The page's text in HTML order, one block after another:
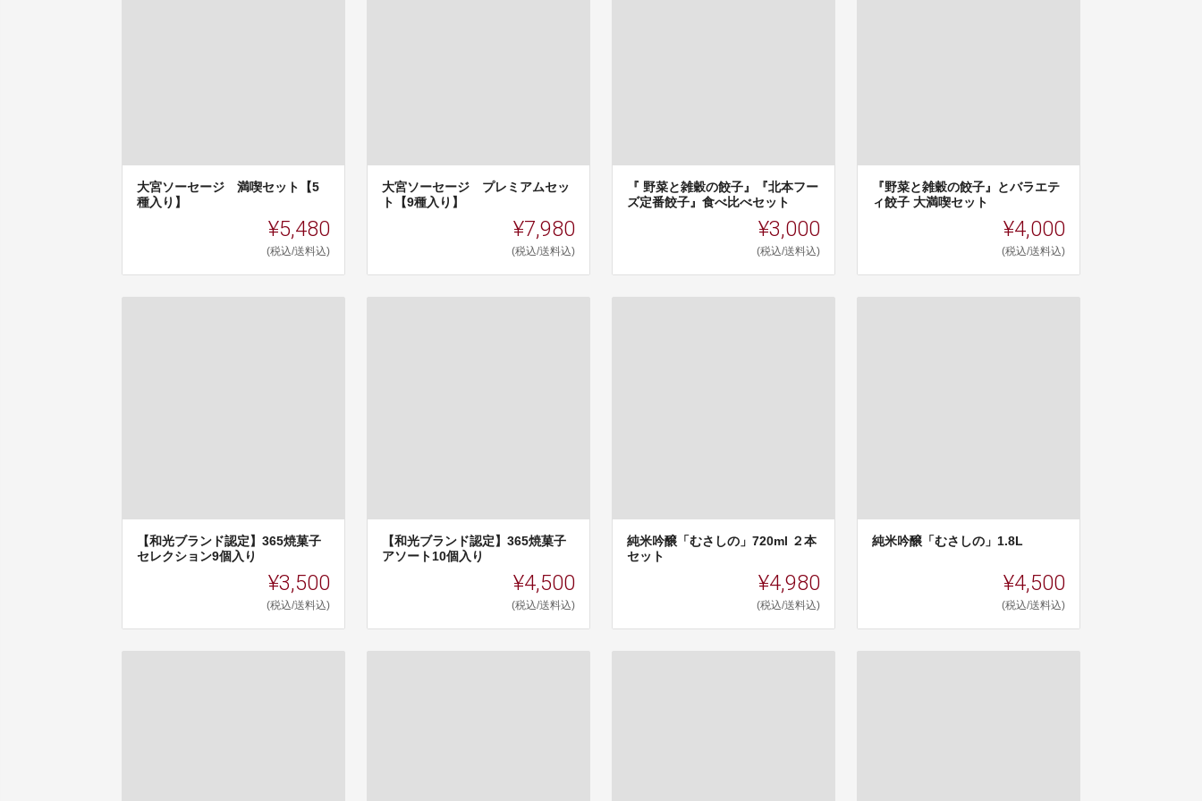
大宮ソーセージ 満喫セット【5
種入り】
¥5,480
(税込/送料込)
大宮ソーセージ プレミアムセッ
ト【9種入り】
¥7,980
(税込/送料込)
『 野菜と雑穀の餃子』『北本フー
ズ定番餃子』食べ比べセット
¥3,000
(税込/送料込)
『野菜と雑穀の餃子』とバラエテ
ィ餃子 大満喫セット
¥4,000
(税込/送料込)
【和光ブランド認定】365焼菓子
セレクション9個入り
¥3,500
(税込/送料込)
【和光ブランド認定】365焼菓子
アソート10個入り
¥4,500
(税込/送料込)
純米吟醸「むさしの」720ml ２本
セット
¥4,980
(税込/送料込)
純米吟醸「むさしの」1.8L
¥4,500
(税込/送料込)